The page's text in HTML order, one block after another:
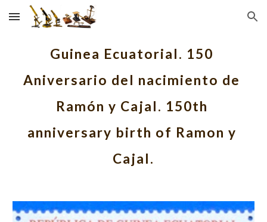
Skip to main content Skip to navigation
Guinea Ecuatorial. 150
Aniversario del nacimiento de
Ramón y Cajal. 150th
anniversary birth of Ramon y
Cajal.